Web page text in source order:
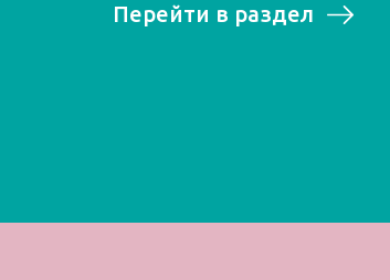
Перейти в раздел